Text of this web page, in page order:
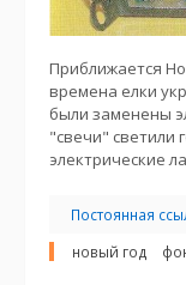
Приближается
времена елки
были заменены
"свечи" светили
электрические
Постоянная
новый год